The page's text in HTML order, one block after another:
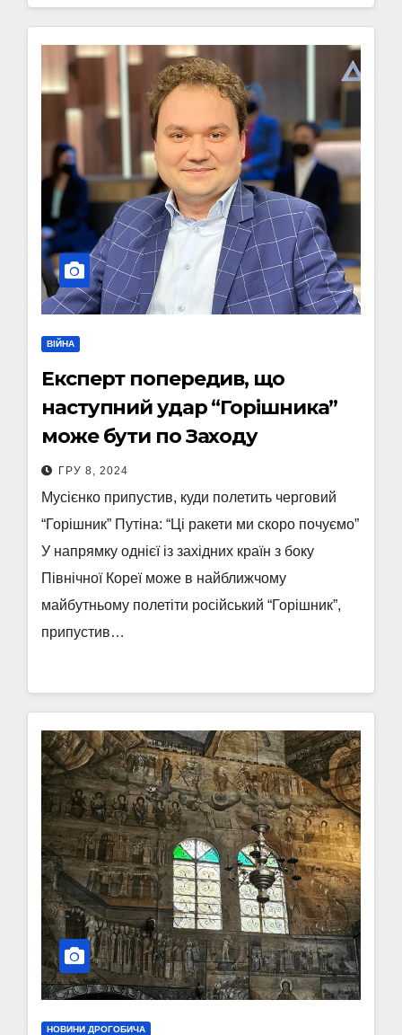
ВІЙНА
Експерт попередив, що
наступний удар “Горішника”
може бути по Заходу
ГРУ 8, 2024
Мусієнко припустив, куди полетить черговий
“Горішник” Путіна: “Ці ракети ми скоро почуємо”
У напрямку однієї із західних країн з боку
Північної Кореї може в найближчому
майбутньому полетіти російський “Горішник”,
припустив…
НОВИНИ ДРОГОБИЧА